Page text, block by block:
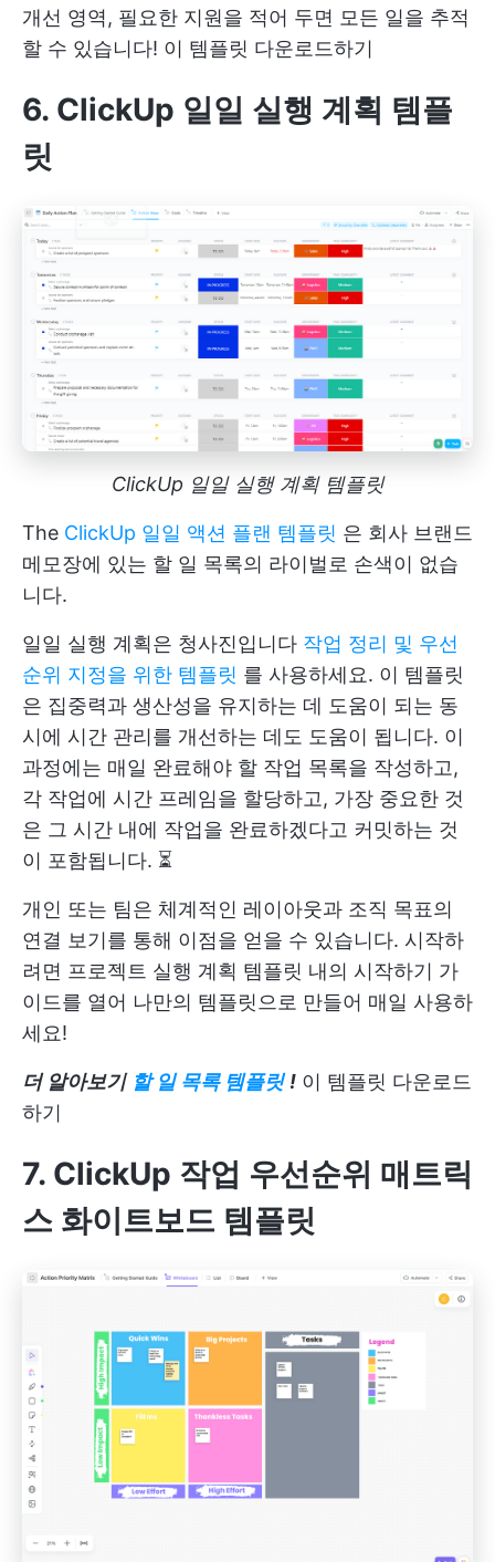
개선 영역, 필요한 지원을 적어 두면 모든 일을 추적
할 수 있습니다! 이 템플릿 다운로드하기
6. ClickUp 일일 실행 계획 템플
릿
ClickUp 일일 실행 계획 템플릿
The ClickUp 일일 액션 플랜 템플릿 은 회사 브랜드
메모장에 있는 할 일 목록의 라이벌로 손색이 없습
니다.
일일 실행 계획은 청사진입니다 작업 정리 및 우선
순위 지정을 위한 템플릿 를 사용하세요. 이 템플릿
은 집중력과 생산성을 유지하는 데 도움이 되는 동
시에 시간 관리를 개선하는 데도 도움이 됩니다. 이
과정에는 매일 완료해야 할 작업 목록을 작성하고,
각 작업에 시간 프레임을 할당하고, 가장 중요한 것
은 그 시간 내에 작업을 완료하겠다고 커밋하는 것
이 포함됩니다. ⏳
개인 또는 팀은 체계적인 레이아웃과 조직 목표의
연결 보기를 통해 이점을 얻을 수 있습니다. 시작하
려면 프로젝트 실행 계획 템플릿 내의 시작하기 가
이드를 열어 나만의 템플릿으로 만들어 매일 사용하
세요!
더 알아보기 할 일 목록 템플릿 ! 이 템플릿 다운로드
하기
7. ClickUp 작업 우선순위 매트릭
스 화이트보드 템플릿